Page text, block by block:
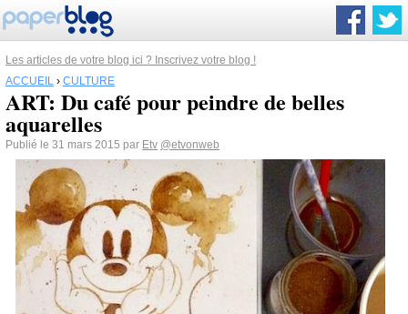
Les articles de votre blog ici ? Inscrivez votre blog !
ACCUEIL › CULTURE
ART: Du café pour peindre de belles
aquarelles
Publié le 31 mars 2015 par Etv @etvonweb